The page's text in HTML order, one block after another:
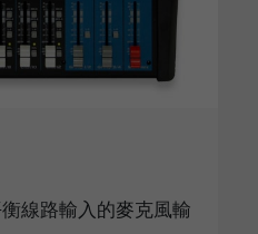
線路輸入的麥克風輸